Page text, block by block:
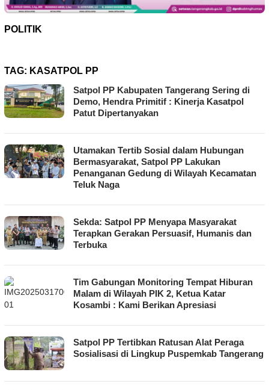
POLITIK
TAG: KASATPOL PP
Satpol PP Kabupaten Tangerang Sering di
Demo, Hendra Primitif : Kinerja Kasatpol
Patut Dipertanyakan
Utamakan Tertib Sosial dalam Hubungan
Bermasyarakat, Satpol PP Lakukan
Penanganan Gedung di Wilayah Kecamatan
Teluk Naga
Sekda: Satpol PP Menyapa Masyarakat
Terapkan Gerakan Persuasif, Humanis dan
Terbuka
Tim Gabungan Monitoring Tempat Hiburan
Malam di Wilayah PIK 2, Ketua Katar
Kosambi : Kami Berikan Apresiasi
Satpol PP Tertibkan Ratusan Alat Peraga
Sosialisasi di Lingkup Puspemkab Tangerang